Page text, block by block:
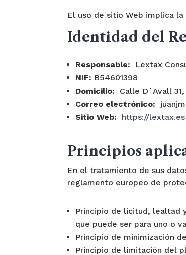
El uso de sitio Web implica
Identidad del
Responsable: Lextax
NIF: B54601398
Domicilio: Calle D´Avall
Correo electrónico:
Sitio Web:
https://lextax.es
Principios
En el tratamiento de sus
reglamento europeo de
Principio de licitud, lealtad
que puede ser para uno o
Principio de minimización
Principio de limitación del